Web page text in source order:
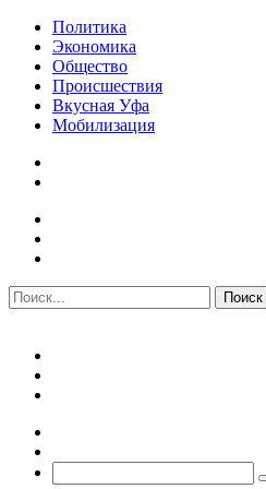
Политика
Экономика
Общество
Происшествия
Вкусная Уфа
Мобилизация